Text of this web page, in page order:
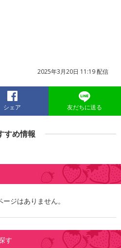
2025年3月20日 11:19 配信
シェア 友だちに送る
すめ情報
ジはありません。
す